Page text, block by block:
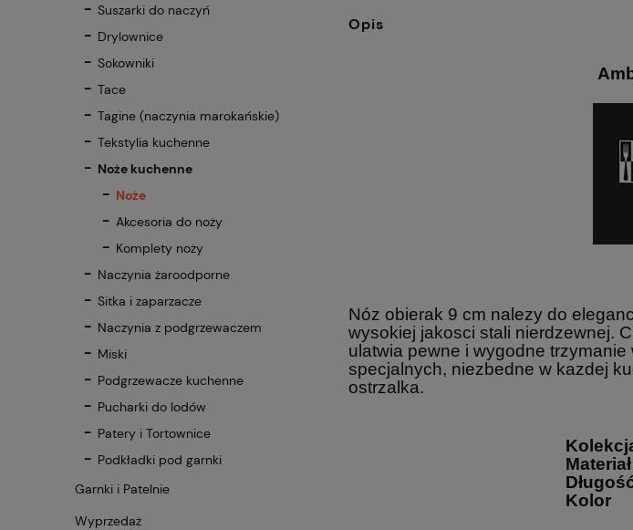
Suszarki do naczyń
Drylownice
Sokowniki
Tace
Tagine (naczynia marokańskie)
Tekstylia kuchenne
Noże kuchenne
Noże
Akcesoria do noży
Komplety noży
Naczynia żaroodporne
Sitka i zaparzacze
Naczynia z podgrzewaczem
Miski
Podgrzewacze kuchenne
Pucharki do lodów
Patery i Tortownice
Podkładki pod garnki
Garnki i Patelnie
Wyprzedaż
Opis
Nóz obierak 9 cm nalezy do
wysokiej jakosci stali nierdzewnej.
ulatwia pewne i wygodne
specjalnych, niezbedne w kazdej
ostrzalka.
Materiał
Kolor